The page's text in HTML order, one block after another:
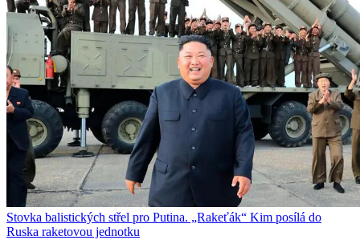
Stovka balistických střel pro Putina. „Rakeťák“ Kim posílá do
Ruska raketovou jednotku